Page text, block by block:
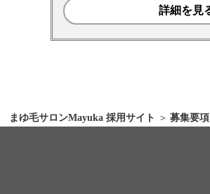
詳細を見
まゆ毛サロンMayuka 採用サイト 募集要項